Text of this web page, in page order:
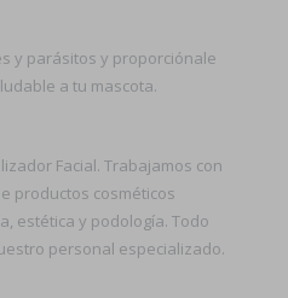
y parásitos y proporciónale
a tu mascota.
Facial. Trabajamos con
productos cosméticos
estética y podología. Todo
personal especializado.